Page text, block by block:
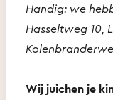
Handig: we
Hasseltweg 10
Wij juichen je